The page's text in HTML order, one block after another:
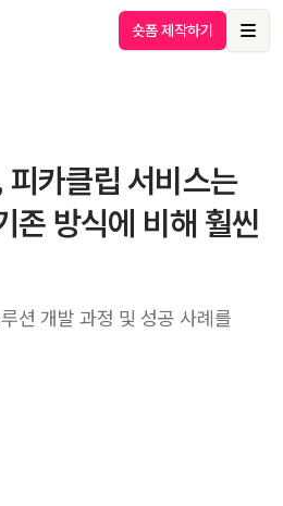
숏폼 제작하기
카클립 서비스는
존 방식에 비해 훨씬
션 개발 과정 및 성공 사례를